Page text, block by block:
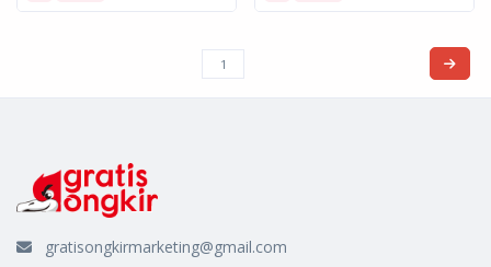
gratisongkirmarketing@gmail.com